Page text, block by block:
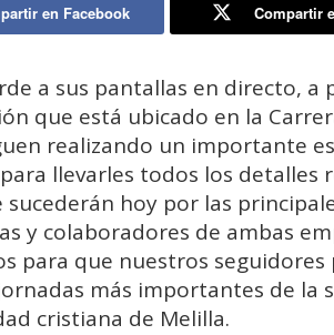
en Facebook Compartir
a sus pantallas en directo, a
que está ubicado en la
realizando un importante
llevarles todos los detalles
hoy por las
y colaboradores de ambas
para que nuestros seguidores
más importantes de la
cristiana de Melilla.